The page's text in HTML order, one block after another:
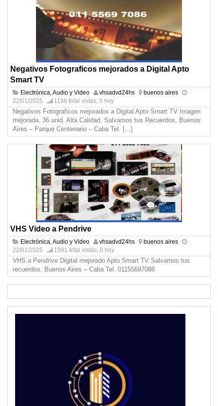
Negativos Fotograficos mejorados a Digital Apto
Smart TV
Electrónica, Audio y Video vhsadvd24hs
buenos aires
22/01/2025
1196 total vistas, 0 hoy
Negativos Fotograficos mejorados a Digital Apto Smart TV Imagen
mejorada. 36 unid. Alta Calidad. Salvamos tus Recuerdos. Buenos
Aires – Parque Centenario – Caba Tel. […]
VHS Video a Pendrive
Electrónica, Audio y Video vhsadvd24hs
buenos aires
22/01/2025
1091 total vistas, 0 hoy
VHS a Pendrive Digital mejorado Apto Smart TV Salvamos tus
recuerdos. Buenos Aires – Caba Tel. 01155697086